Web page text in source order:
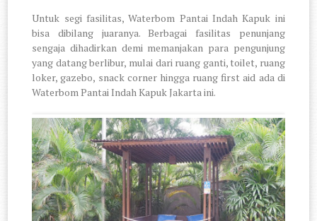
Untuk segi fasilitas, Waterbom Pantai Indah Kapuk ini
bisa dibilang juaranya. Berbagai fasilitas penunjang
sengaja dihadirkan demi memanjakan para pengunjung
yang datang berlibur, mulai dari ruang ganti, toilet, ruang
loker, gazebo, snack corner hingga ruang first aid ada di
Waterbom Pantai Indah Kapuk Jakarta ini.